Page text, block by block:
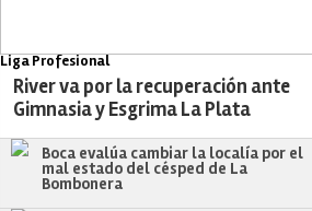
Liga Profesional
River va por la recuperación ante
Gimnasia y Esgrima La Plata
Boca evalúa cambiar la localía por el
mal estado del césped de La
Bombonera